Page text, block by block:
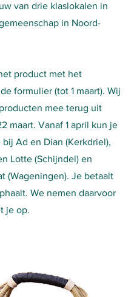
van drie klaslokalen in
in Noord-
product met het
formulier (tot 1 maart). Wij
mee terug uit
maart. Vanaf 1 april kun je
Ad en Dian (Kerkdriel),
Lotte (Schijndel) en
(Wageningen). Je betaalt
We nemen daarvoor
je op.